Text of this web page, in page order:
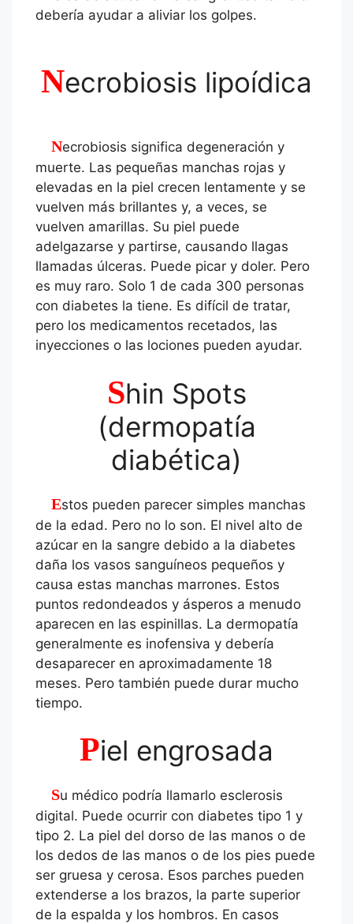
debería ayudar a aliviar los golpes.
Necrobiosis lipoídica
Necrobiosis significa degeneración y
muerte. Las pequeñas manchas rojas y
elevadas en la piel crecen lentamente y se
vuelven más brillantes y, a veces, se
vuelven amarillas. Su piel puede
adelgazarse y partirse, causando llagas
llamadas úlceras. Puede picar y doler. Pero
es muy raro. Solo 1 de cada 300 personas
con diabetes la tiene. Es difícil de tratar,
pero los medicamentos recetados, las
inyecciones o las lociones pueden ayudar.
Shin Spots
(dermopatía
diabética)
Estos pueden parecer simples manchas
de la edad. Pero no lo son. El nivel alto de
azúcar en la sangre debido a la diabetes
daña los vasos sanguíneos pequeños y
causa estas manchas marrones. Estos
puntos redondeados y ásperos a menudo
aparecen en las espinillas. La dermopatía
generalmente es inofensiva y debería
desaparecer en aproximadamente 18
meses. Pero también puede durar mucho
tiempo.
Piel engrosada
Su médico podría llamarlo esclerosis
digital. Puede ocurrir con diabetes tipo 1 y
tipo 2. La piel del dorso de las manos o de
los dedos de las manos o de los pies puede
ser gruesa y cerosa. Esos parches pueden
extenderse a los brazos, la parte superior
de la espalda y los hombros. En casos